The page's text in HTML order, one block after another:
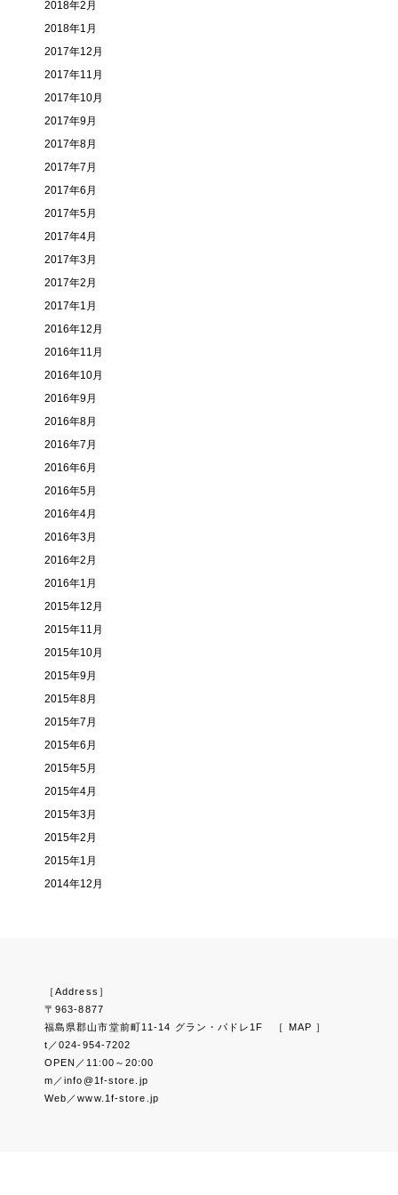
2018年2月
2018年1月
2017年12月
2017年11月
2017年10月
2017年9月
2017年8月
2017年7月
2017年6月
2017年5月
2017年4月
2017年3月
2017年2月
2017年1月
2016年12月
2016年11月
2016年10月
2016年9月
2016年8月
2016年7月
2016年6月
2016年5月
2016年4月
2016年3月
2016年2月
2016年1月
2015年12月
2015年11月
2015年10月
2015年9月
2015年8月
2015年7月
2015年6月
2015年5月
2015年4月
2015年3月
2015年2月
2015年1月
2014年12月
［Address］
〒963-8877
福島県郡山市堂前町11-14 グラン・パドレ1F
［ MAP ］
t／024-954-7202
OPEN／11:00～20:00
m／info@1f-store.jp
Web／www.1f-store.jp